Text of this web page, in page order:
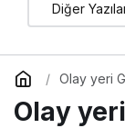
Diğer
Olay yeri
Olay